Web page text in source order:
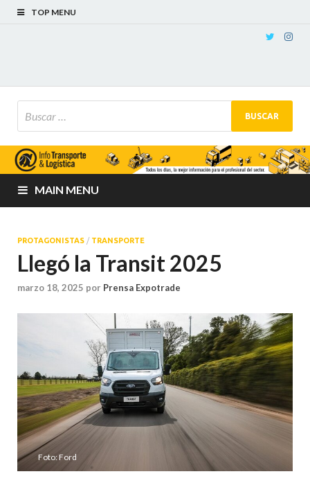
TOP MENU
MAIN MENU
PROTAGONISTAS / TRANSPORTE
Llegó la Transit 2025
marzo 18, 2025 por Prensa Expotrade
Foto: Ford